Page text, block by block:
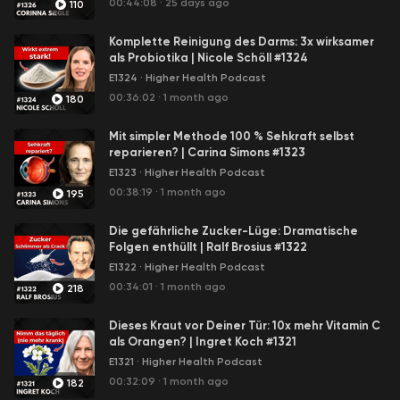
es mit uns teilt, sondern auch einen klaren Geist und
genießen zu können."
110
180
Komplette Reinigung des Darms: 3x wirksamer
als Probiotika | Nicole Schöll #1324
E1324 · Higher Health Podcast
00:36:02 · 1 month ago
195
Mit simpler Methode 100 % Sehkraft selbst
reparieren? | Carina Simons #1323
E1323 · Higher Health Podcast
00:38:19 · 1 month ago
218
Die gefährliche Zucker-Lüge: Dramatische
Folgen enthüllt | Ralf Brosius #1322
E1322 · Higher Health Podcast
00:34:01 · 1 month ago
182
Dieses Kraut vor Deiner Tür: 10x mehr Vitamin C
als Orangen? | Ingret Koch #1321
E1321 · Higher Health Podcast
00:32:09 · 1 month ago